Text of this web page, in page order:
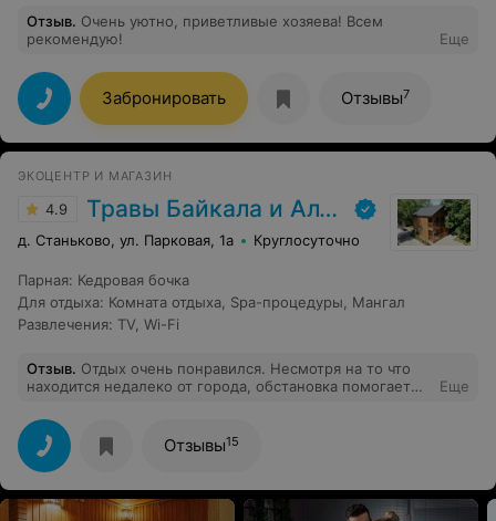
Отзыв. Очень уютно, приветливые хозяева! Всем
рекомендую!
Еще
Забронировать Отзывы7
ЭКОЦЕНТР И МАГАЗИН
4.9 Травы Байкала и Алтая
д. Станьково, ул. Парковая, 1а Круглосуточно
Парная: Кедровая бочка
Для отдыха: Комната отдыха, Spa-процедуры, Мангал
Развлечения: TV, Wi-Fi
Отзыв. Отдых очень понравился. Несмотря на то что
находится недалеко от города, обстановка помогает
все есть для комфорта. Хозяйка очень
доброжелательная и приветливая. Обязательно
вернемся сюда вновь.
Еще
Отзывы15